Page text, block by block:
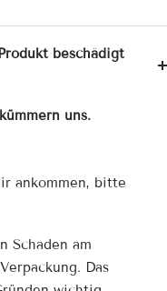
beschädigt
uns.
ankommen, bitte
Schaden am
Das